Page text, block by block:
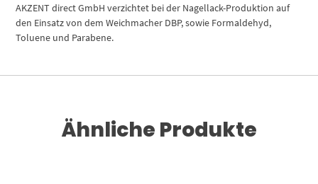
AKZENT direct GmbH verzichtet bei der Nagellack-Produktion auf
den Einsatz von dem Weichmacher DBP, sowie Formaldehyd,
Toluene und Parabene.
Ähnliche Produkte